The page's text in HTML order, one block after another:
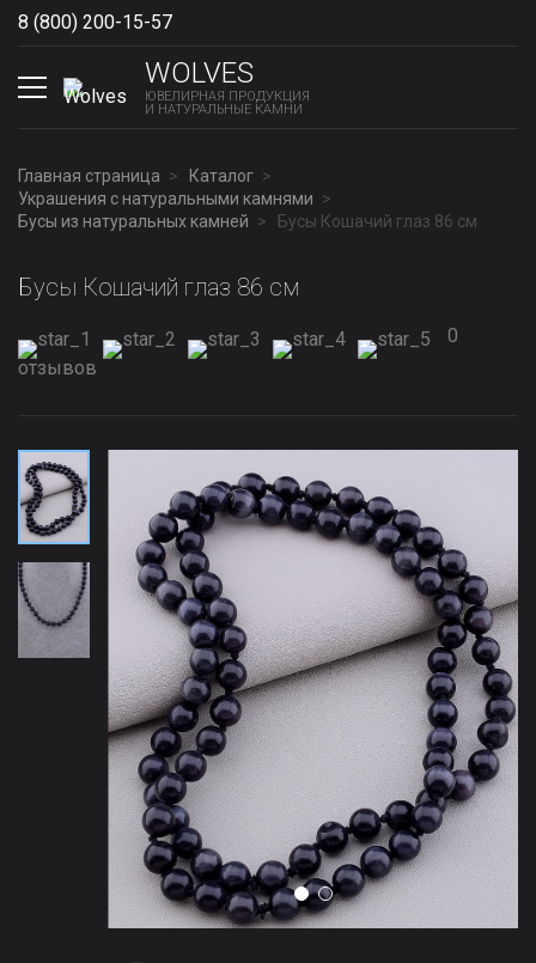
8 (800) 200-15-57
WOLVES
ЮВЕЛИРНАЯ ПРОДУКЦИЯ
И НАТУРАЛЬНЫЕ КАМНИ
Главная страница
Каталог
Украшения с натуральными камнями
Бусы из натуральных камней
Бусы Кошачий глаз 86 см
Бусы Кошачий глаз 86 см
0
отзывов